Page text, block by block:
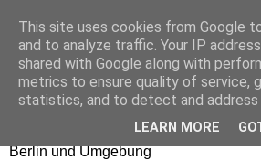
Church Checker
Erfahrungsberichte aus
Gottesdiensten und
Berlin und Umgebung
This site uses cookies from Google
and to analyze traffic. Your IP
shared with Google along with
metrics to ensure quality of service,
statistics, and to detect and address
LEARN MORE